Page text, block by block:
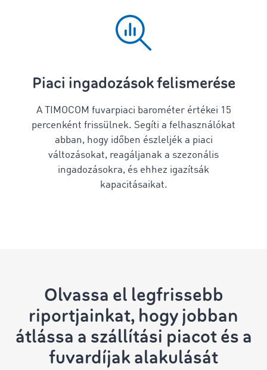
Piaci ingadozások felismerése
A TIMOCOM fuvarpiaci barométer értékei 15
percenként frissülnek. Segíti a felhasználókat
abban, hogy időben észleljék a piaci
változásokat, reagáljanak a szezonális
ingadozásokra, és ehhez igazítsák
kapacitásaikat.
Olvassa el legfrissebb
riportjainkat, hogy jobban
átlássa a szállítási piacot és a
fuvardíjak alakulását